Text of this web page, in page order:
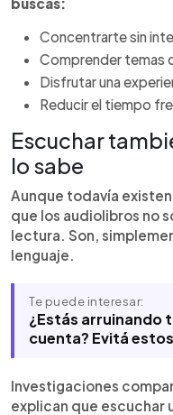
Concentrarte sin
Comprender temas
Disfrutar una
Reducir el tiempo
Escuchar
lo sabe
Aunque todavía
que los audiolibros no
lectura. Son,
lenguaje.
Te puede interesar:
¿Estás arruinando
cuenta? Evitá
Investigaciones
explican que escuchar